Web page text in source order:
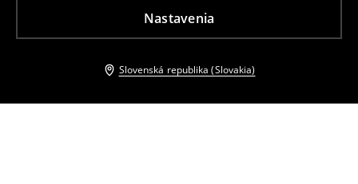
Nastavenia
Slovenská republika (Slovakia)